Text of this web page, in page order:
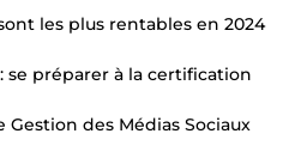
les plus rentables en 2024
se préparer à la certification
Gestion des Médias Sociaux